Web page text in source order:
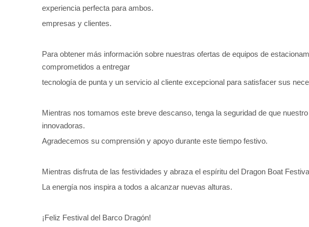
experiencia perfecta para ambos.
empresas y clientes.
Para obtener más información sobre nuestras ofertas de equipos de
comprometidos a entregar
tecnología de punta y un servicio al cliente excepcional para satisfacer sus
Mientras nos tomamos este breve descanso, tenga la seguridad de que
innovadoras.
Agradecemos su comprensión y apoyo durante este tiempo festivo.
Mientras disfruta de las festividades y abraza el espíritu del Dragon Boat
La energía nos inspira a todos a alcanzar nuevas alturas.
¡Feliz Festival del Barco Dragón!